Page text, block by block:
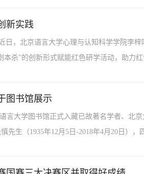
新实践
日，北京语言大学心理与认知科学学院李
杀”的创新形式赋能红色研学活动，助力
图书馆展示
言大学图书馆正式入藏已故著名学者、北
先生（1935年12月5日-2018年4月20日）